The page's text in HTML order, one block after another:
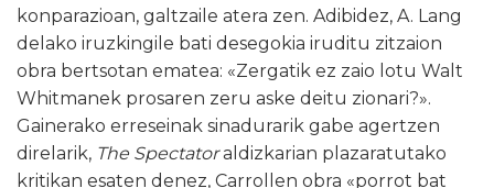
konparazioan, galtzaile atera zen. Adibidez, A. Lang
delako iruzkingile bati desegokia iruditu zitzaion
obra bertsotan ematea: «Zergatik ez zaio lotu Walt
Whitmanek prosaren zeru aske deitu zionari?».
Gainerako erreseinak sinadurarik gabe agertzen
direlarik, The Spectatoraldizkarian plazaratutako
kritikan esaten denez, Carrollen obra «porrot bat